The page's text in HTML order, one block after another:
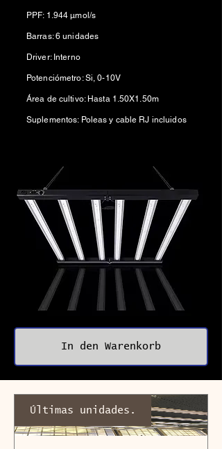
PPF: 1.944 µmol/s
Barras: 6 unidades
Driver: Interno
Potenciómetro: Si, 0-10V
Área de cultivo: Hasta 1.50X1.50m
Suplementos: Poleas y cable RJ incluidos
In den Warenkorb
Últimas unidades.